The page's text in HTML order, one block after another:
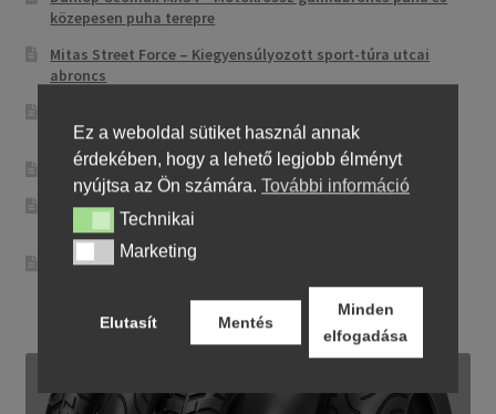
közepesen puha terepre
Mitas Street Force – Kiegyensúlyozott sport-túra utcai
abroncs
irányíthatósággal
Maxxis MA-ST3 – Sport-touring abroncs
Pirelli City Demon – Megbízható és egyszerű városi
motorgumi
Metzeler Perfect ME 77 – Klasszikus touring-abroncs
kényelmes városi és országúti motorozáshoz
Ez a weboldal sütiket használ annak
érdekében, hogy a lehető legjobb élményt
nyújtsa az Ön számára. További információ
TechnikaiTechnikai
MarketingMarketing
Elutasít Mentés
Minden
elfogadása